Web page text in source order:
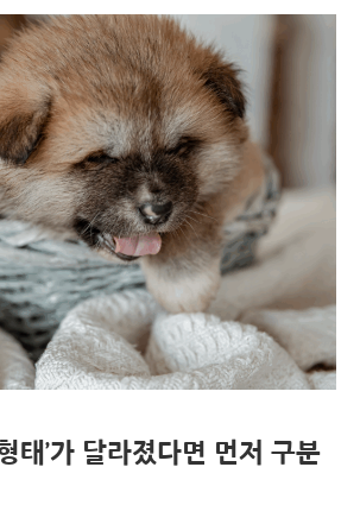
태’가 달라졌다면 먼저 구분